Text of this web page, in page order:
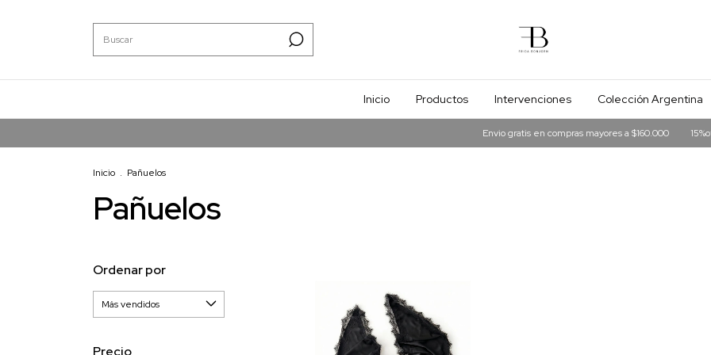
Inicio Productos Intervenciones Colección Argentina
Envio gratis en compras mayores a $160.000
Inicio . Pañuelos
Pañuelos
Ordenar por
Precio